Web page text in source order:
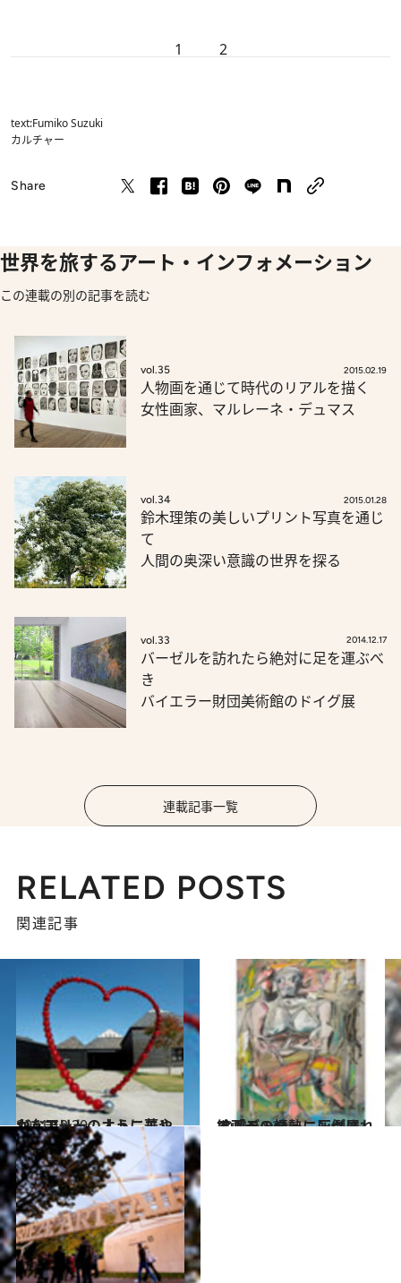
1 2
text:Fumiko Suzuki
カルチャー
Share
世界を旅するアート・インフォメーション
この連載の別の記事を読む
vol.35 2015.02.19
人物画を通じて時代のリアルを描く
女性画家、マルレーネ・デュマス
vol.34 2015.01.28
鈴木理策の美しいプリント写真を通じ
て
人間の奥深い意識の世界を探る
vol.33 2014.12.17
バーゼルを訪れたら絶対に足を運ぶべ
き
バイエラー財団美術館のドイグ展
連載記事一覧
RELATED POSTS
関連記事
2011.12.30
ジュエリーのように華やかなアート、オトニエル
カルチャー 2011.10.31
絵画への情熱に圧倒される「デ・クーニング展」
カルチャー